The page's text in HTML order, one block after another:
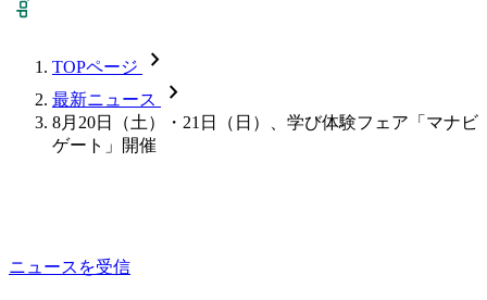
TOPページ chevron_forward
最新ニュース chevron_forward
8月20日（土）・21日（日）、学び体験フェア「マナビ
ゲート」開催
ニュースを受信